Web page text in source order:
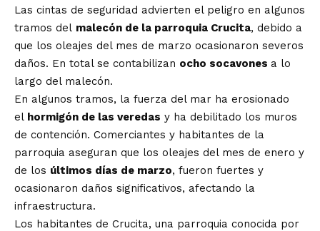
Las cintas de seguridad advierten el peligro en algunos
tramos del malecón de la parroquia Crucita, debido a
que los oleajes del mes de marzo ocasionaron severos
daños. En total se contabilizan ocho socavones a lo
largo del malecón.
En algunos tramos, la fuerza del mar ha erosionado
el hormigón de las veredas y ha debilitado los muros
de contención. Comerciantes y habitantes de la
parroquia aseguran que los oleajes del mes de enero y
de los últimos días de marzo, fueron fuertes y
ocasionaron daños significativos, afectando la
infraestructura.
Los habitantes de Crucita, una parroquia conocida por